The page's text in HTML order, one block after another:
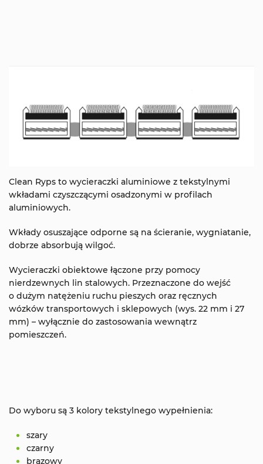
Clean Ryps to wycieraczki aluminiowe z tekstylnymi
wkładami czyszczącymi osadzonymi w profilach
aluminiowych.
Wkłady osuszające odporne są na ścieranie, wygniatanie,
dobrze absorbują wilgoć.
Wycieraczki obiektowe łączone przy pomocy
nierdzewnych lin stalowych. Przeznaczone do wejść
o dużym natężeniu ruchu pieszych oraz ręcznych
wózków transportowych i sklepowych (wys. 22 mm i 27
mm) – wyłącznie do zastosowania wewnątrz
pomieszczeń.
Do wyboru są 3 kolory tekstylnego wypełnienia:
szary
czarny
brązowy